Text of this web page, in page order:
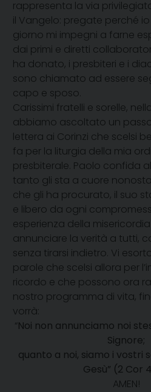
rappresenta la via
il Vangelo: pregate perché
giorno mi impegni a farne
dai primi e diretti
ha donato, i presbiteri e i
sono chiamato ad essere
capo e sposo.
Carissimi fratelli e sorelle,
abbiamo ascoltato un
lettera ai Corinzi che scelsi
fa per la liturgia della mia
presbiterale. Paolo confida
tanto gli sta a cuore
che gli ha procurato, il suo
e libero da ogni
esperienza della
annunciare la verità a tutti,
senza tirarsi indietro. Vi
parole che scelsi allora per
ricordo e che possono ora
nostro programma di vita,
vorrà:
“Noi non annunciamo noi
Signore;
quanto a noi, siamo i vostri
Gesù” (2 Cor
AMEN!